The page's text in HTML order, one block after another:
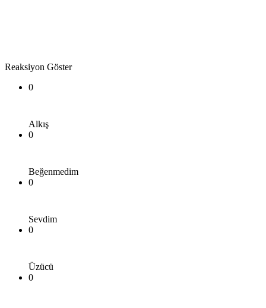
Reaksiyon Göster
0
Alkış
0
Beğenmedim
0
Sevdim
0
Üzücü
0